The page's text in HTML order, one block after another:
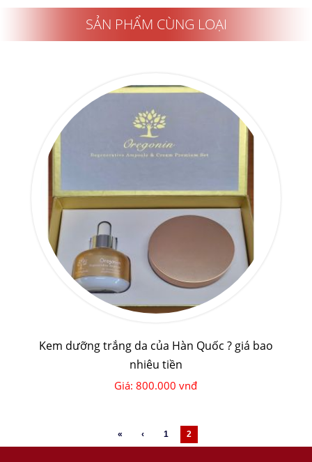
SẢN PHẨM CÙNG LOẠI
Kem dưỡng trắng da của Hàn Quốc ? giá bao
nhiêu tiền
Giá: 800.000 vnđ
« ‹ 1 2